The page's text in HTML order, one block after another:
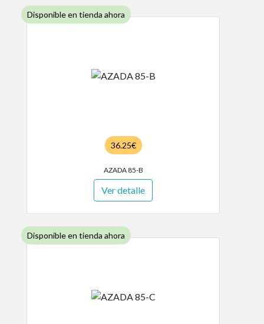
Disponible en tienda ahora
36.25€
AZADA 85-B
Ver detalle
Disponible en tienda ahora